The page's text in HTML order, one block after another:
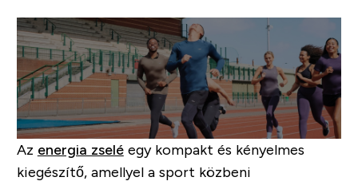
Az energia zseléegy kompakt és kényelmes
kiegészítő, amellyel a sport közbeni